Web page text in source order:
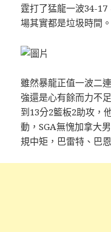
霆打了猛龍一波34-
場其實都是垃圾時間。
雖然暴龍正值一波二
強還是心有餘而力不
到13分2籃板2助攻，
動，SGA無愧加拿大
規中矩，巴雷特、巴